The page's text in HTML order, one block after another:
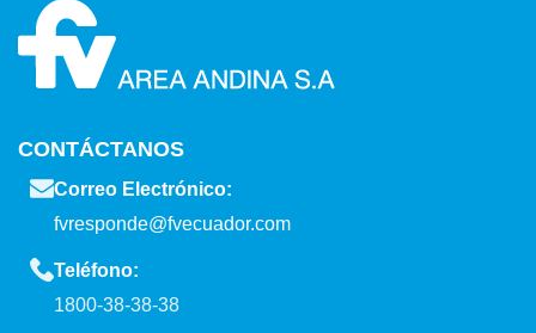
CONTÁCTANOS
Correo Electrónico:
fvresponde@fvecuador.com
Teléfono:
1800-38-38-38